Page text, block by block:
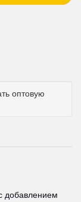
оптовую
добавлением